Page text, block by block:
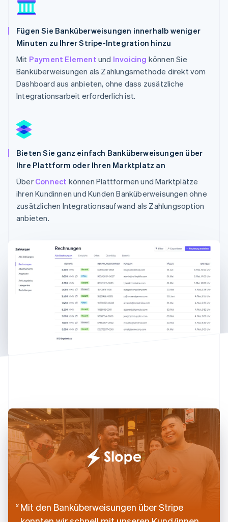
Fügen Sie Banküberweisungen innerhalb weniger
Minuten zu Ihrer Stripe-Integration hinzu
Mit Payment Element und Invoicing können Sie
Banküberweisungen als Zahlungsmethode direkt vom
Dashboard aus anbieten, ohne dass zusätzliche
Integrationsarbeit erforderlich ist.
Bieten Sie ganz einfach Banküberweisungen über
Ihre Plattform oder Ihren Marktplatz an
Über Connect können Plattformen und Marktplätze
ihren Kundinnen und Kunden Banküberweisungen ohne
zusätzlichen Integrationsaufwand als Zahlungsoption
anbieten.
Mit den Banküberweisungen über Stripe
Australien
English
Brasilien
PortuguêsEnglish
Bulgarien
English
Dänemark
Deutschland
English
Gibraltar
English
Griechenland
English
Indien
English
Irland
Italiano English
Japan